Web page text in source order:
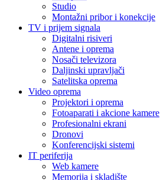
Studio
Montažni pribor i konekcije
TV i prijem signala
Digitalni risiveri
Antene i oprema
Nosači televizora
Daljinski upravljači
Satelitska oprema
Video oprema
Projektori i oprema
Fotoaparati i akcione kamere
Profesionalni ekrani
Dronovi
Konferencijski sistemi
IT periferija
Web kamere
Memorija i skladište